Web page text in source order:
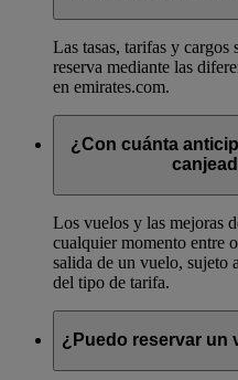
Las tasas, tarifas y cargos
reserva mediante las
en emirates.com.
¿Con cuánta
Los vuelos y las mejoras
cualquier momento entre
salida de un vuelo, sujeto
del tipo de tarifa.
¿Puedo reservar un